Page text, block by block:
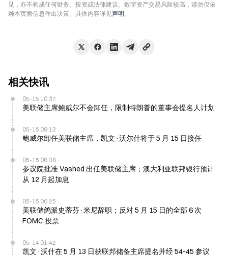
见，亦不构成任何财务、投资或法律建议。数字资产交易风险较高，请勿仅依
赖本页面信息作出决策。具体内容详见声明。
相关快讯
05-15 10:37
美联储主席鲍威尔不会卸任，限制特朗普的董事会提名人计划
05-15 09:13
鲍威尔卸任美联储主席，凯文·沃尔什将于 5 月 15 日接任
05-15 08:38
参议院批准 Vashed 出任美联储主席；澳大利亚联邦银行预计
从 12 月起加息
05-15 00:25
美联储鸽派史蒂芬·米尼辞职；反对 5 月 15 日的全部 6 次
FOMC 投票
05-14 01:42
凯文·沃什在 5 月 13 日获联邦储备主席提名并经 54-45 参议